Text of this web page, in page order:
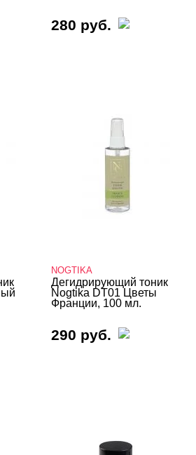
280 руб.
NOGTIKA
Дегидрирующий тоник
Nogtika DT01 Цветы
Франции, 100 мл.
290 руб.